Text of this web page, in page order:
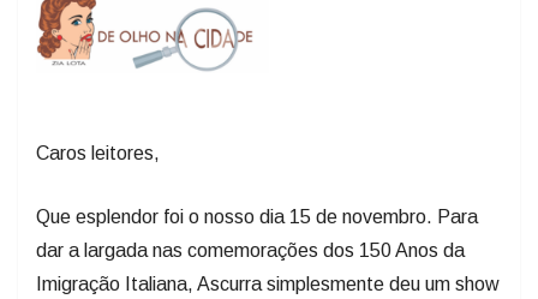
Caros leitores,
Que esplendor foi o nosso dia 15 de novembro. Para
dar a largada nas comemorações dos 150 Anos da
Imigração Italiana, Ascurra simplesmente deu um show